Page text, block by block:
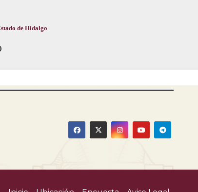
de Hidalgo